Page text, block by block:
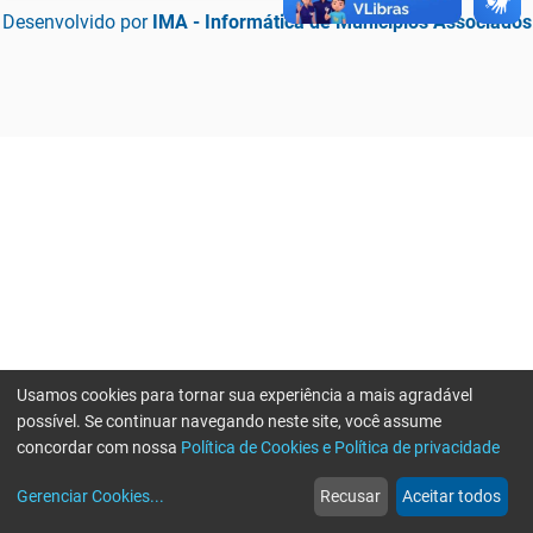
Desenvolvido por IMA - Informática de Municípios Associados
web
Notícias
more_horiz
Mais
Usamos cookies para tornar sua experiência a mais agradável
possível. Se continuar navegando neste site, você assume
concordar com nossa Política de Cookies e Política de privacidade
Gerenciar Cookies... Recusar Aceitar todos
Erro ao enviar informações, por favor tente novamente